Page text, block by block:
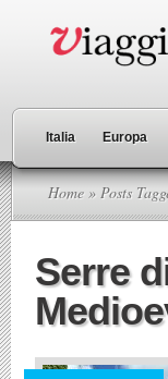
Italia Europa
Home » Posts
Serre